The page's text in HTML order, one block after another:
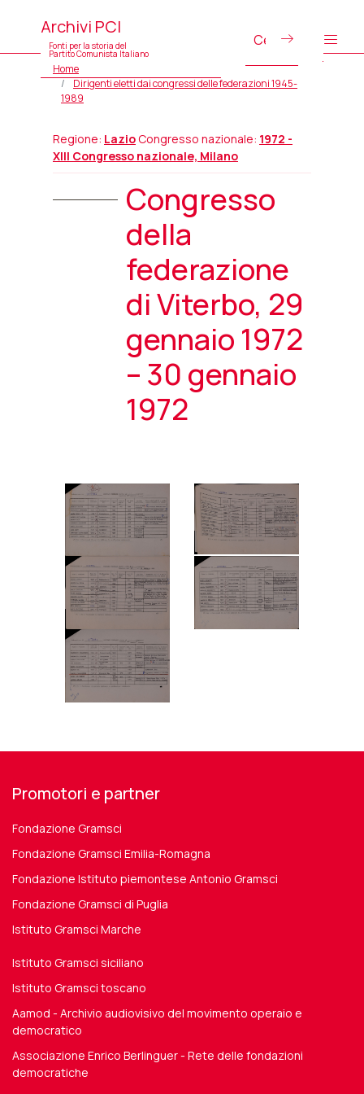
Archivi PCI
Fonti per la storia del
Partito Comunista Italiano
Home
Dirigenti eletti dai congressi delle federazioni 1945-
1989
Regione: LazioCongresso nazionale: 1972 -
XIII Congresso nazionale, Milano
Congresso
della
federazione
di Viterbo, 29
gennaio 1972
– 30 gennaio
1972
Promotori e partner
Fondazione Gramsci
Fondazione Gramsci Emilia-Romagna
Fondazione Istituto piemontese Antonio Gramsci
Fondazione Gramsci di Puglia
Istituto Gramsci Marche
Istituto Gramsci siciliano
Istituto Gramsci toscano
Aamod - Archivio audiovisivo del movimento operaio e
democratico
Associazione Enrico Berlinguer - Rete delle fondazioni
democratiche